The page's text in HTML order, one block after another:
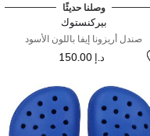
وصلنا حديثًا
بيركنستوك
صندل أريزونا إيفا باللون الأسود
د.إ 150.00